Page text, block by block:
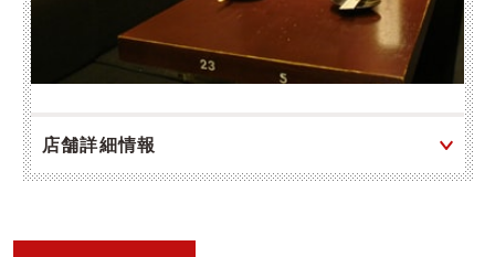
店舗詳細情報